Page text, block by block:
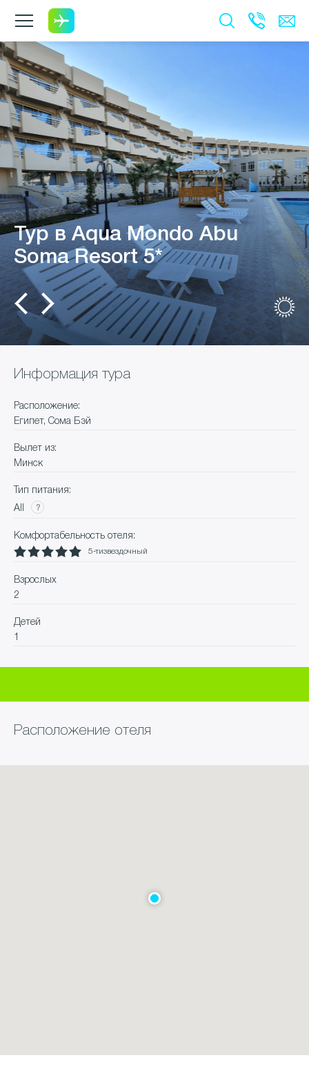
Тур в Aqua Mondo Abu
Soma Resort 5*
Информация тура
Расположение:
Египет, Сома Бэй
Вылет из:
Минск
Тип питания:
All
Комфортабельность отеля:
5-тизвездочный
Взрослых
2
Детей
1
Расположение отеля